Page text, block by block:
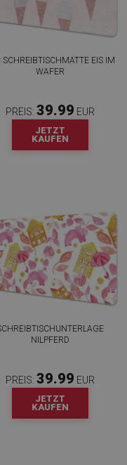
SCHREIBTISCHMATTE EIS IM
WAFER
PREIS: 39.99 EUR
JETZT
KAUFEN
NILPFERD
PREIS: 39.99 EUR
JETZT
KAUFEN